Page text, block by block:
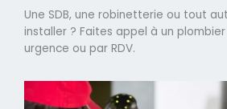
Une SDB, une robinetterie ou tout
installer ? Faites appel à un
urgence ou par RDV.